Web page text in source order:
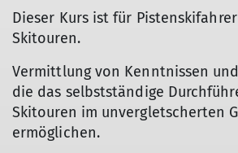
Dieser Kurs ist für
Skitouren.
Vermittlung von Kenntnissen
die das selbstständige
Skitouren im unvergletscherten
ermöglichen.